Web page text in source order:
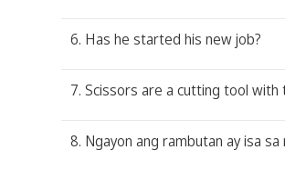
6. Has he started his new job?
7. Scissors are a cutting tool
8. Ngayon ang rambutan ay isa